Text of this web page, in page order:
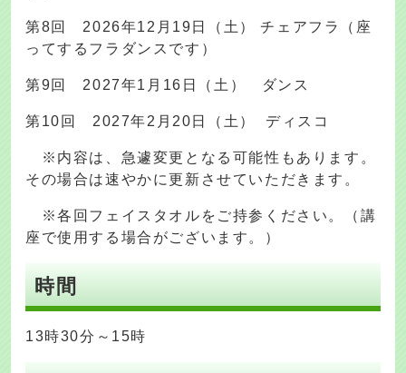
第8回 2026年12月19日（土） チェアフラ（座
ってするフラダンスです）
第9回 2027年1月16日（土） ダンス
第10回 2027年2月20日（土） ディスコ
※内容は、急遽変更となる可能性もあります。
その場合は速やかに更新させていただきます。
※各回フェイスタオルをご持参ください。（講
座で使用する場合がございます。）
時間
13時30分～15時